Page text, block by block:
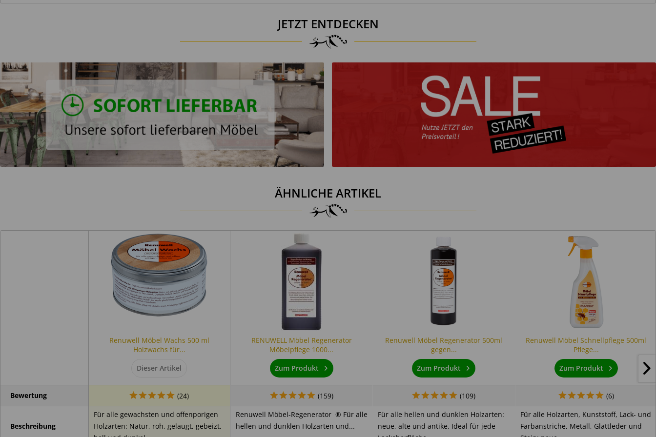
Wiederholter Kontakt kann zu spröder oder rissiger Haut führen.
JETZT ENTDECKEN
ÄHNLICHE ARTIKEL
Renuwell Möbel Wachs 500 ml
Holzwachs für...
RENUWELL Möbel Regenerator
Möbelpflege 1000...
Renuwell Möbel Regenerator 500ml
gegen...
Renuwell Möbel Schnellpflege 500ml
Pflege...
Dieser Artikel
Zum Produkt Zum Produkt Zum Produkt
Bewertung (24) (159) (109) (6)
Beschreibung
Für alle gewachsten und offenporigen
Holzarten: Natur, roh, gelaugt, gebeizt,
Renuwell Möbel-Regenerator ® Für alle
hellen und dunklen Holzarten und...
Für alle hellen und dunklen Holzarten:
neue, alte und antike. Ideal für jede
Für alle Holzarten, Kunststoff, Lack- und
Farbanstriche, Metall, Glattleder und